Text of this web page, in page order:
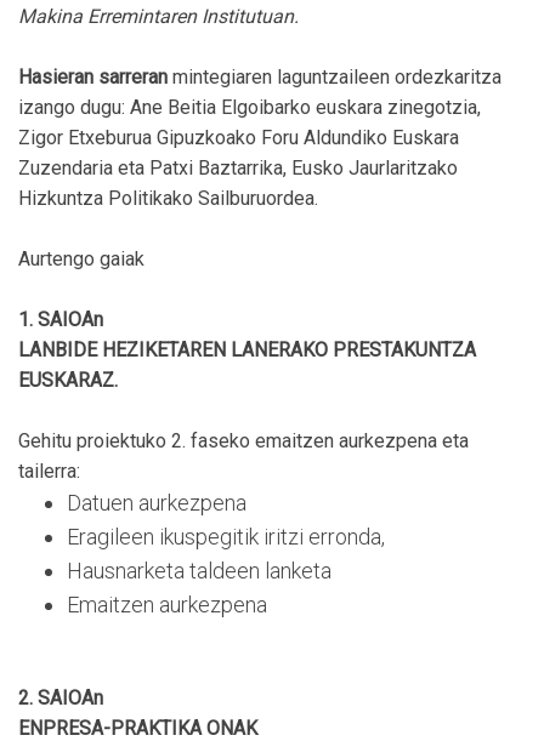
Makina Erremintaren Institutuan.
Hasieran sarreran mintegiaren laguntzaileen ordezkaritza
izango dugu: Ane Beitia Elgoibarko euskara zinegotzia,
Zigor Etxeburua Gipuzkoako Foru Aldundiko Euskara
Zuzendaria eta Patxi Baztarrika, Eusko Jaurlaritzako
Hizkuntza Politikako Sailburuordea.
Aurtengo gaiak
1. SAIOAn
LANBIDE HEZIKETAREN LANERAKO PRESTAKUNTZA
EUSKARAZ.
Gehitu proiektuko 2. faseko emaitzen aurkezpena eta
tailerra:
Datuen aurkezpena
Eragileen ikuspegitik iritzi erronda,
Hausnarketa taldeen lanketa
Emaitzen aurkezpena
2. SAIOAn
ENPRESA-PRAKTIKA ONAK